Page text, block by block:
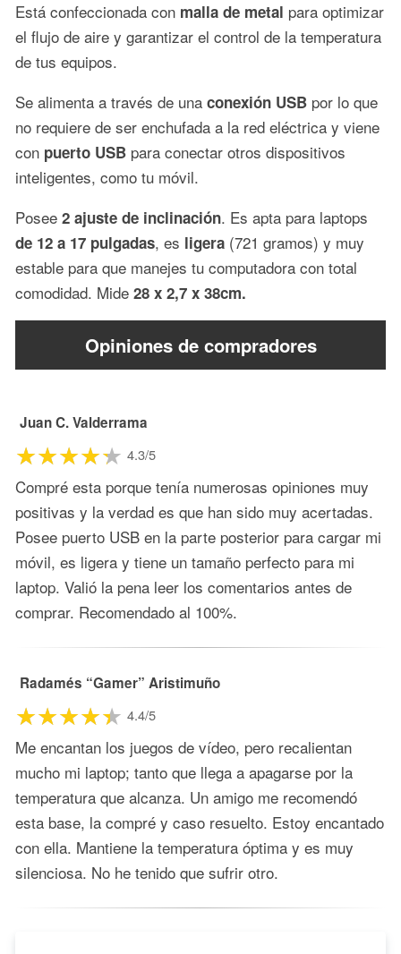
Está confeccionada con malla de metal para optimizar
el flujo de aire y garantizar el control de la temperatura
de tus equipos.
Se alimenta a través de una conexión USB por lo que
no requiere de ser enchufada a la red eléctrica y viene
con puerto USB para conectar otros dispositivos
inteligentes, como tu móvil.
Posee 2 ajuste de inclinación. Es apta para laptops
de 12 a 17 pulgadas, es ligera (721 gramos) y muy
estable para que manejes tu computadora con total
comodidad. Mide 28 x 2,7 x 38cm.
Opiniones de compradores
Juan C. Valderrama
4.3/5
Compré esta porque tenía numerosas opiniones muy
positivas y la verdad es que han sido muy acertadas.
Posee puerto USB en la parte posterior para cargar mi
móvil, es ligera y tiene un tamaño perfecto para mi
laptop. Valió la pena leer los comentarios antes de
comprar. Recomendado al 100%.
Radamés “Gamer” Aristimuño
4.4/5
Me encantan los juegos de vídeo, pero recalientan
mucho mi laptop; tanto que llega a apagarse por la
temperatura que alcanza. Un amigo me recomendó
esta base, la compré y caso resuelto. Estoy encantado
con ella. Mantiene la temperatura óptima y es muy
silenciosa. No he tenido que sufrir otro.